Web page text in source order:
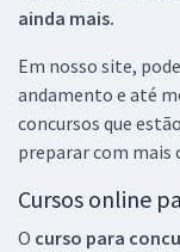
ainda mais.
Em nosso site,
andamento e até
concursos que
preparar com mais
Cursos online
O curso para